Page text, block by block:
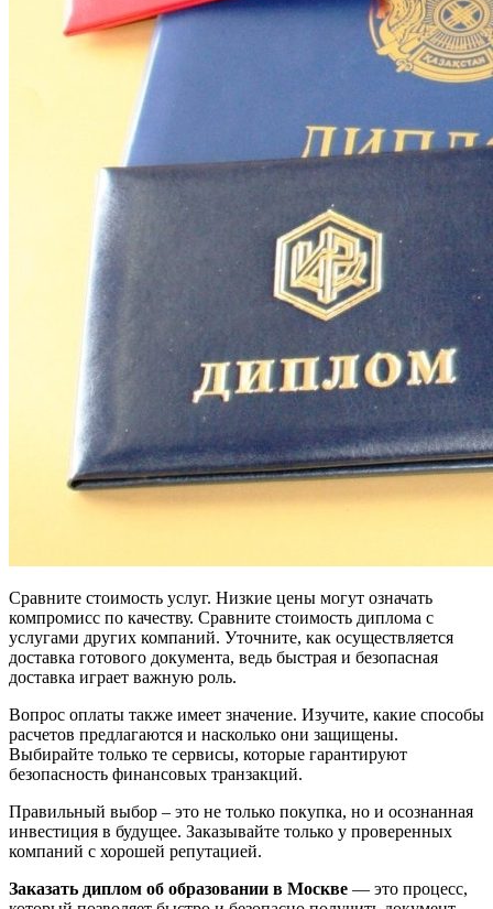
Сравните стоимость услуг. Низкие цены могут означать
компромисс по качеству. Сравните стоимость диплома с
услугами других компаний. Уточните, как осуществляется
доставка готового документа, ведь быстрая и безопасная
доставка играет важную роль.
Вопрос оплаты также имеет значение. Изучите, какие способы
расчетов предлагаются и насколько они защищены.
Выбирайте только те сервисы, которые гарантируют
безопасность финансовых транзакций.
Правильный выбор – это не только покупка, но и осознанная
инвестиция в будущее. Заказывайте только у проверенных
компаний с хорошей репутацией.
Заказать диплом об образовании в Москве — это процесс,